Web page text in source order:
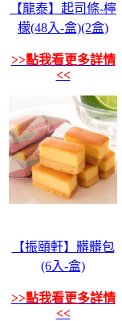
【龍泰】起司條-檸
檬(48入-盒)(2盒)
>>點我看更多詳情
<<
【振頤軒】髒髒包
(6入-盒)
>>點我看更多詳情
<<